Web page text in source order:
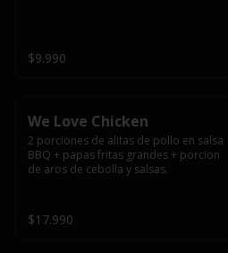
$9.990
We Love Chicken
2 porciones de alitas de pollo en salsa
BBQ + papas fritas grandes + porcion
de aros de cebolla y salsas.
$17.990